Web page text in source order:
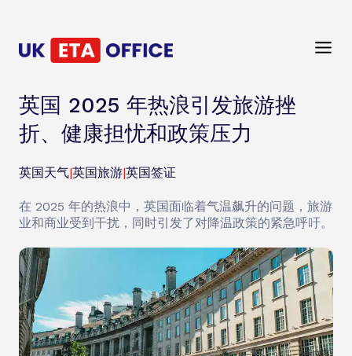
英国 2025 年热浪引发旅游挫
折、健康担忧和政策压力
英国天气|英国旅游|英国签证
在 2025 年的热浪中，英国面临着气温飙升的问题，旅游
业和商业受到干扰，同时引发了对降温政策的紧急呼吁。